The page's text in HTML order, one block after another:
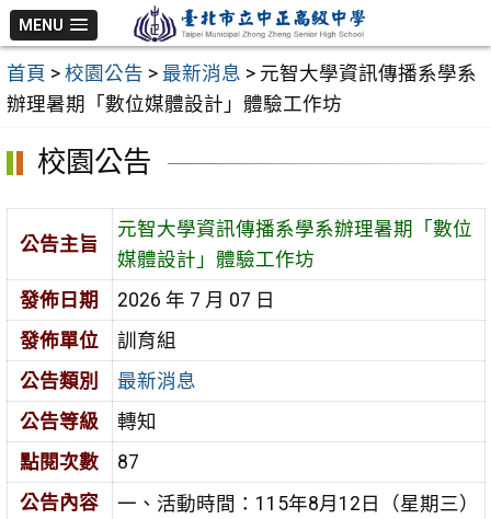
跳
至
主
要
MENU
首頁 > 校園公告 > 最新消息 > 元智大學資訊傳播系學系
辦理暑期「數位媒體設計」體驗工作坊
校園公告
公告主旨
元智大學資訊傳播系學系辦理暑期「數位
媒體設計」體驗工作坊
發佈日期
2026 年 7 月 07 日
發佈單位
訓育組
公告類別
最新消息
公告等級
轉知
點閱次數
87
公告內容
一、活動時間：115年8月12日（星期三）